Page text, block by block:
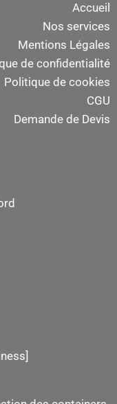
Accueil
Nos services
Mentions Légales
de confidentialité
Politique de cookies
CGU
Demande de Devis